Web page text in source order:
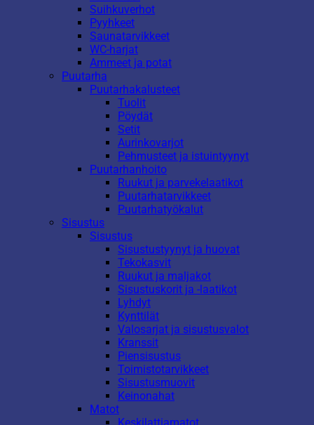
Suihkuverhot
Pyyhkeet
Saunatarvikkeet
WC-harjat
Ammeet ja potat
Puutarha
Puutarhakalusteet
Tuolit
Pöydät
Setit
Aurinkovarjot
Pehmusteet ja istuintyynyt
Puutarhanhoito
Ruukut ja parvekelaatikot
Puutarhatarvikkeet
Puutarhatyökalut
Sisustus
Sisustus
Sisustustyynyt ja huovat
Tekokasvit
Ruukut ja maljakot
Sisustuskorit ja -laatikot
Lyhdyt
Kynttilät
Valosarjat ja sisustusvalot
Kranssit
Piensisustus
Toimistotarvikkeet
Sisustusmuovit
Keinonahat
Matot